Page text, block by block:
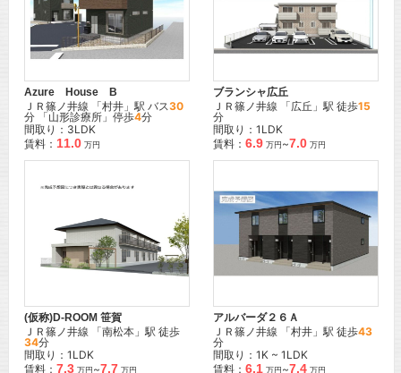
Azure House B
ＪＲ篠ノ井線 「村井」駅 バス30
分 「山形診療所」停歩4分
間取り：3LDK
賃料： 11.0 万円
ブランシャ広丘
ＪＲ篠ノ井線 「広丘 」駅 徒歩15
分
間取り：1LDK
賃料： 6.9 万円~7.0 万円
(仮称)D-ROOM 笹賀
ＪＲ篠ノ井線 「南松本」駅 徒歩
34分
間取り：1LDK
賃料： 7.3 万円~7.7 万円
アルバーダ２６Ａ
ＪＲ篠ノ井線 「村井」駅 徒歩43
分
間取り：1K ~ 1LDK
賃料： 6.1 万円~7.4 万円